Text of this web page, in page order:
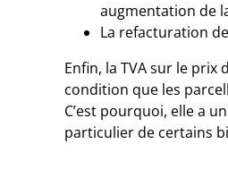
augmentation de
La refacturation
Enfin, la TVA sur le prix
condition que les
C’est pourquoi, elle a
particulier de certains